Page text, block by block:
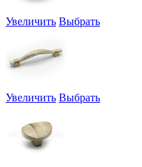
Увеличить Выбрать
Увеличить Выбрать